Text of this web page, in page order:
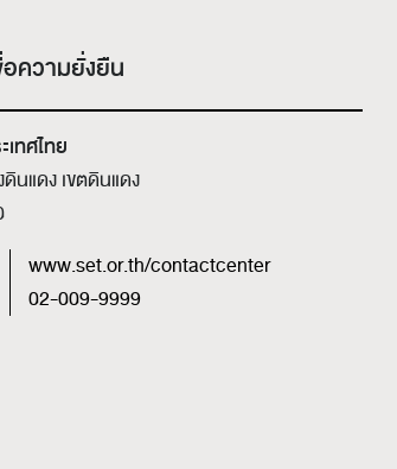
ความยั่งยืน
ทศไทย
นแดง เขตดินแดง
www.set.or.th/contactcenter
02-009-9999